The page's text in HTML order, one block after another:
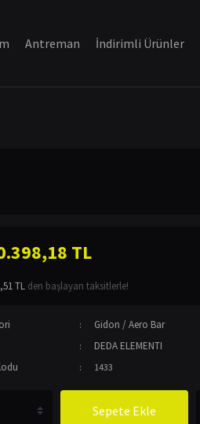
Antreman İndirimli Ürünler
TL
TL den başlayan taksitlerle!
Gidon / Aero Bar
DEDA ELEMENTI
1433
Sepete Ekle